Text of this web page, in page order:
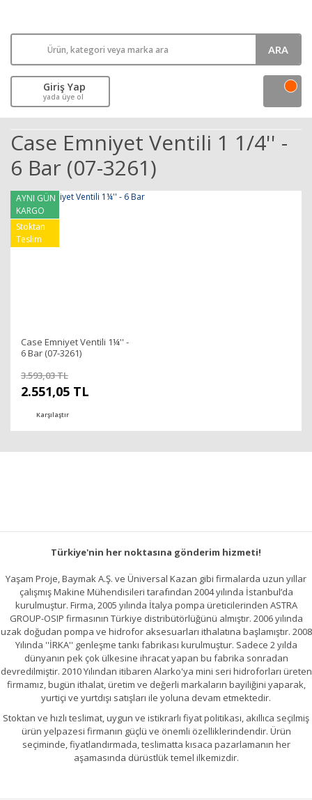
ARA
Giriş Yap
yada üye ol
Case Emniyet Ventili 1 1/4'' -
6 Bar (07-3261)
AYNI GÜN
KARGO
Stoktan
Teslim
Case Emniyet Ventili 1¼'' -
6 Bar (07-3261)
3.593,03 TL
2.551,05 TL
Karşılaştır
Türkiye'nin her noktasına gönderim hizmeti!
Yaşam Proje, Baymak A.Ş. ve Üniversal Kazan gibi firmalarda uzun yıllar
çalışmış Makine Mühendisileri tarafından 2004 yılında İstanbul’da
kurulmuştur. Firma, 2005 yılında İtalya pompa üreticilerinden ASTRA
GROUP-OSIP firmasının Türkiye distribütörlüğünü almıştır. 2006 yılında
uzak doğudan pompa ve hidrofor aksesuarları ithalatına başlamıştır. 2008
Yılında ''İRKA'' genleşme tankı fabrikası kurulmuştur. Sadece 2 yılda
dünyanın pek çok ülkesine ihracat yapan bu fabrika sonradan
devredilmiştir. 2010 Yılından itibaren Alarko'ya mini seri hidroforları üreten
firmamız, bugün ithalat, üretim ve değerli markaların bayiliğini yaparak,
yurtiçi ve yurtdışı satışları ile yoluna devam etmektedir.
Stoktan ve hızlı teslimat, uygun ve istikrarlı fiyat politikası, akıllıca seçilmiş
ürün yelpazesi firmanın güçlü ve önemli özelliklerindendir. Ürün
seçiminde, fiyatlandırmada, teslimatta kısaca pazarlamanın her
aşamasında dürüstlük temel ilkemizdir.